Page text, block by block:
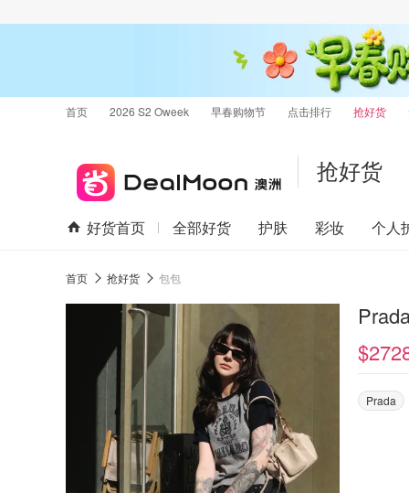
首页 2026 S2 Oweek 早春购物节 点击排行 抢好货
抢好货
好货首页 全部好货 护肤 彩妆 个人
首页 抢好货 包包
Prada